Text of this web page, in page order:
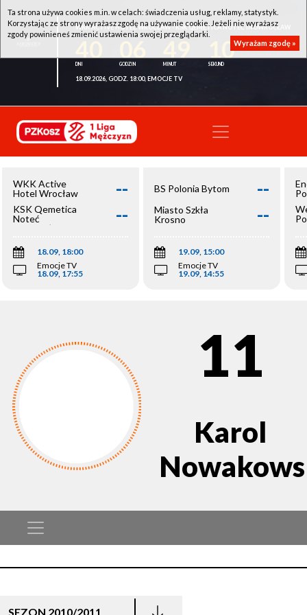
WKK ACTIVE HOTEL WROCŁAW - KSK QEMETICA NOTEĆ INOWROCŁAW
10
18.09.2026, GODZ. 18:00, EMOCJE TV
WKK Active
Hotel Wrocław
--
KSK Qemetica
Noteć
Inowrocław
--
18.09, 18:00
Emocje TV
18.09, 17:55
BS Polonia Bytom --
Miasto Szkła
Krosno
--
19.09, 15:00
Emocje TV
19.09, 14:55
11
Karol
SEZON 2010/2011
Ta strona używa cookies m.in. w celach: świadczenia usług, reklamy, statystyk.
Korzystając ze strony wyrażasz zgodę na używanie cookie. Jeżeli nie wyrażasz
zgody powinieneś zmienić ustawienia swojej przeglądarki.
Wyrażam zgodę »